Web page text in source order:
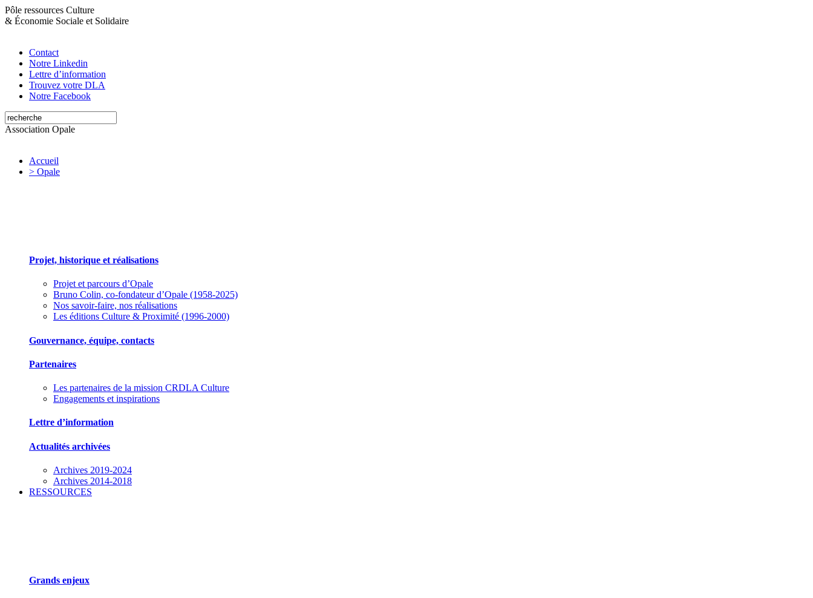
Pôle ressources Culture
& Économie Sociale et Solidaire
Contact
Notre Linkedin
Lettre d’information
Trouvez votre DLA
Notre Facebook
Association Opale
Accueil
> Opale
Projet, historique et réalisations
Projet et parcours d’Opale
Bruno Colin, co-fondateur d’Opale (1958-2025)
Nos savoir-faire, nos réalisations
Les éditions Culture & Proximité (1996-2000)
Gouvernance, équipe, contacts
Partenaires
Les partenaires de la mission CRDLA Culture
Engagements et inspirations
Lettre d’information
Actualités archivées
Archives 2019-2024
Archives 2014-2018
RESSOURCES
Grands enjeux